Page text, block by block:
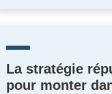
La stratégie
pour monter